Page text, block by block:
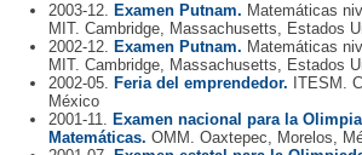
2003-12. Examen Putnam. Matemáticas
MIT. Cambridge, Massachusetts, Estados
2002-12. Examen Putnam. Matemáticas
MIT. Cambridge, Massachusetts, Estados
2002-05. Feria del emprendedor. ITESM.
México
2001-11. Examen nacional para la
Matemáticas. OMM. Oaxtepec, Morelos,